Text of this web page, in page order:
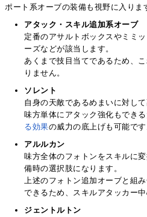
ポート系オーブの装備も視野に入りま
アタック・スキル追加系オーブ
定番のアサルトボックスやミミッ
ーズなどが該当します。
あくまで技目当てであるため、
りません。
ソレント
自身の天敵であるめまいに対し
味方単体にアタック強化もでき
る効果の威力の底上げも可能です
アルルカン
味方全体のフォトンをスキルに
備時の選択肢になります。
上述のフォトン追加オーブと組
できるため、スキルアタッカー
ジェントルトン